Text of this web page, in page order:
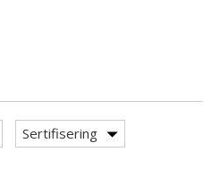
Sertifisering